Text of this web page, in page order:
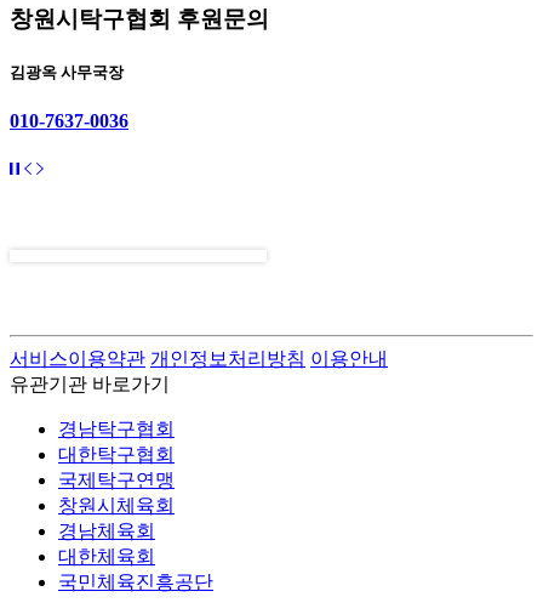
창원시탁구협회 후원문의
김광옥 사무국장
010-7637-0036
알
pause
prevnext
서비스이용약관 개인정보처리방침 이용안내
유관기관 바로가기
경남탁구협회
대한탁구협회
국제탁구연맹
창원시체육회
경남체육회
대한체육회
국민체육진흥공단